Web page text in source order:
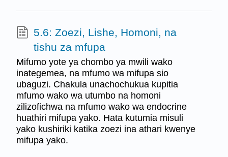
5.6: Zoezi, Lishe, Homoni, na
tishu za mfupa
Mifumo yote ya chombo ya mwili wako
inategemea, na mfumo wa mifupa sio
ubaguzi. Chakula unachochukua kupitia
mfumo wako wa utumbo na homoni
zilizofichwa na mfumo wako wa endocrine
huathiri mifupa yako. Hata kutumia misuli
yako kushiriki katika zoezi ina athari kwenye
mifupa yako.